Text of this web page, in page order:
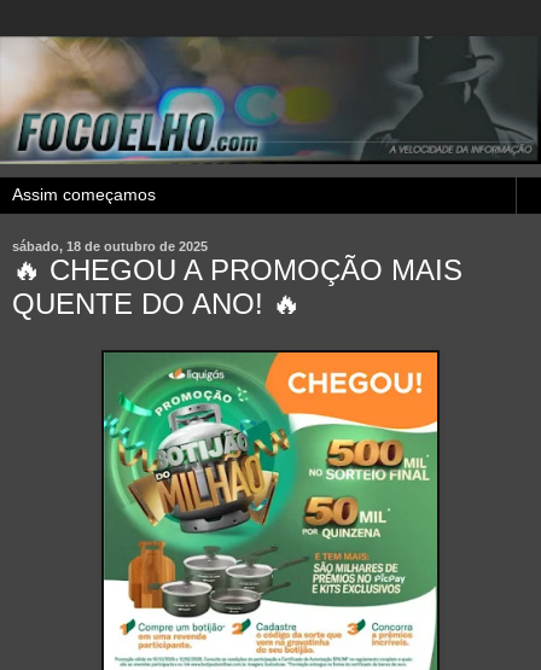
sábado, 18 de outubro de 2025
🔥 CHEGOU A PROMOÇÃO MAIS
QUENTE DO ANO! 🔥